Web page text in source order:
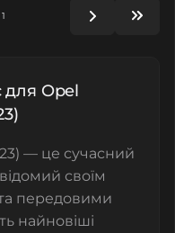
для Opel
— це сучасний
своїм
передовими
найновіші